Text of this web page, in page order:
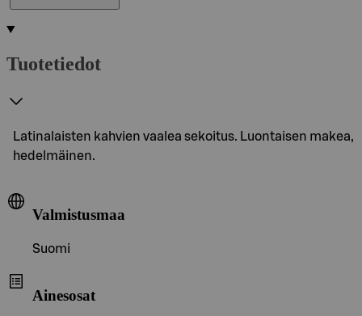
Tuotetiedot
Latinalaisten kahvien vaalea sekoitus. Luontaisen makea,
hedelmäinen.
Valmistusmaa
Suomi
Ainesosat